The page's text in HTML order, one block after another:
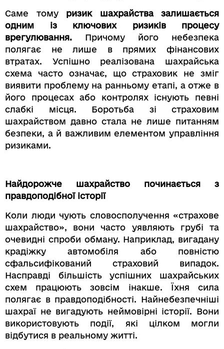
Саме тому ризик шахрайства залишається
одним із ключових ризиків процесу
врегулювання. Причому його небезпека
полягає не лише в прямих фінансових
втратах. Успішно реалізована шахрайська
схема часто означає, що страховик не зміг
виявити проблему на ранньому етапі, а отже в
його процесах або контролях існують певні
слабкі місця. Боротьба зі страховим
шахрайством давно стала не лише питанням
безпеки, а й важливим елементом управління
ризиками.
Найдорожче шахрайство починається з
правдоподібної історії
Коли люди чують словосполучення «страхове
шахрайство», вони часто уявляють грубі та
очевидні спроби обману. Наприклад, вигадану
крадіжку автомобіля або повністю
сфальсифікований страховий випадок.
Насправді більшість успішних шахрайських
схем працюють зовсім інакше. Їхня сила
полягає в правдоподібності. Найнебезпечніші
шахраї не вигадують неймовірні історії. Вони
використовують події, які цілком могли
відбутися в реальному житті.